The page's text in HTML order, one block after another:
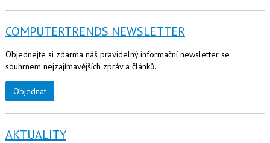
COMPUTERTRENDS NEWSLETTER
Objednejte si zdarma náš pravidelný informační newsletter se
souhrnem nejzajímavějších zpráv a článků.
Objednat
AKTUALITY